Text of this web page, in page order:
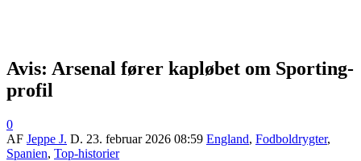
Avis: Arsenal fører kapløbet om Sporting-
profil
0
AF Jeppe J. D. 23. februar 2026 08:59 England, Fodboldrygter,
Spanien, Top-historier